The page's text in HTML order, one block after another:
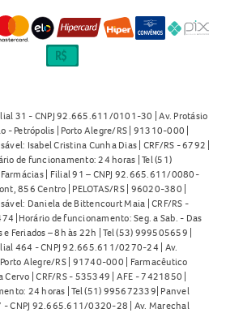
31 - CNPJ 92.665.611/0101-30 | Av. Protásio
- Petrópolis | Porto Alegre/RS | 91310-000 |
Isabel Cristina Cunha Dias | CRF/RS - 6792 |
de funcionamento: 24 horas | Tel (51)
| Filial 91 – CNPJ 92.665.611/0080-
856 Centro | PELOTAS/RS | 96020-380 |
Daniela de Bittencourt Maia | CRF/RS -
|Horário de funcionamento: Seg. a Sab. - Das
Feriados – 8h às 22h | Tel (53) 999505659 |
464 - CNPJ 92.665.611/0270-24 | Av.
Alegre/RS | 91740-000 | Farmacêutico
| CRF/RS - 535349 | AFE - 7421850 |
24 horas | Tel (51) 995672339| Panvel
- CNPJ 92.665.611/0320-28 | Av. Marechal